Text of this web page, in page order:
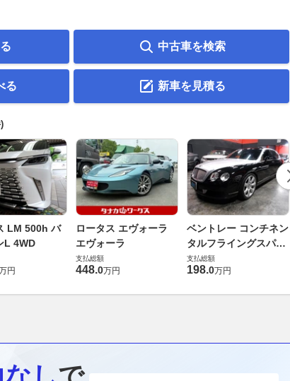
中古車を検索
る 新車を見積る
LM 500h バ
L 4WD
円
ロータス エヴォーラ
エヴォーラ
支払総額
448.0万円
ベントレー コンチネン
タルフライングスパー
6.0 4WD
支払総額
198.0万円